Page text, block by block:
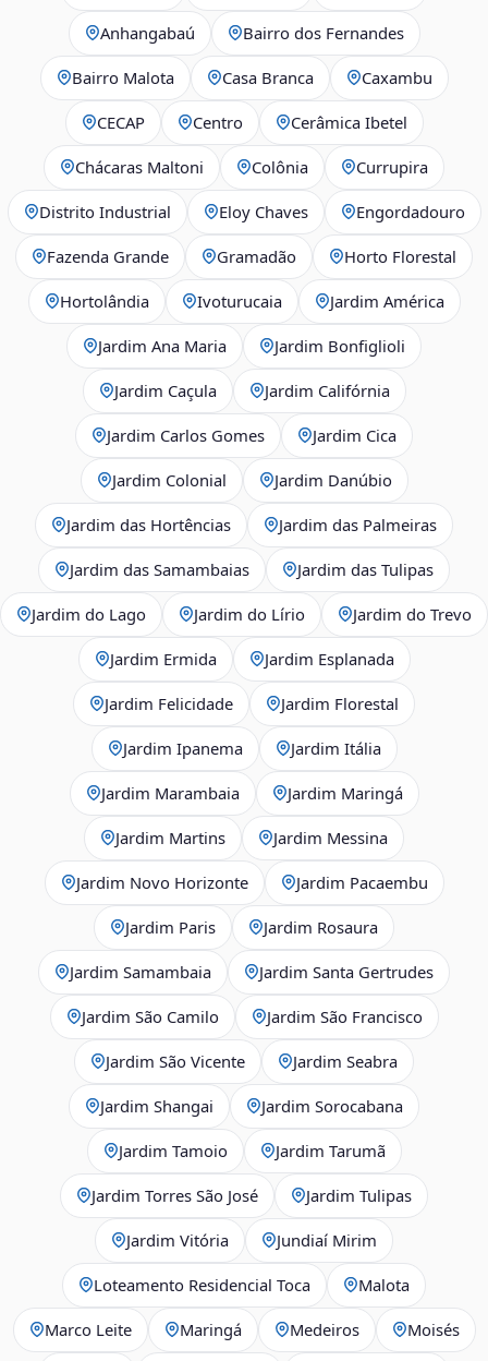
Anhangabaú Bairro dos Fernandes
Bairro Malota Casa Branca Caxambu
CECAP Centro Cerâmica Ibetel
Chácaras Maltoni Colônia Currupira
Distrito Industrial Eloy Chaves Engordadouro
Fazenda Grande Gramadão Horto Florestal
Hortolândia Ivoturucaia Jardim América
Jardim Ana Maria Jardim Bonfiglioli
Jardim Caçula Jardim Califórnia
Jardim Carlos Gomes Jardim Cica
Jardim Colonial Jardim Danúbio
Jardim das Hortências Jardim das Palmeiras
Jardim das Samambaias Jardim das Tulipas
Jardim do Lago Jardim do Lírio Jardim do Trevo
Jardim Ermida Jardim Esplanada
Jardim Felicidade Jardim Florestal
Jardim Ipanema Jardim Itália
Jardim Marambaia Jardim Maringá
Jardim Martins Jardim Messina
Jardim Novo Horizonte Jardim Pacaembu
Jardim Paris Jardim Rosaura
Jardim Samambaia Jardim Santa Gertrudes
Jardim São Camilo Jardim São Francisco
Jardim São Vicente Jardim Seabra
Jardim Shangai Jardim Sorocabana
Jardim Tamoio Jardim Tarumã
Jardim Torres São José Jardim Tulipas
Jardim Vitória Jundiaí Mirim
Loteamento Residencial Toca Malota
Marco Leite Maringá Medeiros Moisés